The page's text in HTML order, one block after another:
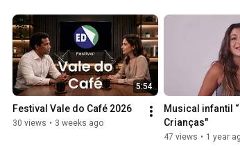
5:54
Festival Vale do Café 2026
30 views • 3 weeks ago
Musical infantil
Crianças"
47 views • 1 year